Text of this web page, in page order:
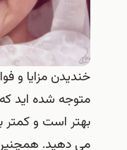
خندیدن مزایا و
متوجه شده اید
بهتر است و کمتر
می دهید.